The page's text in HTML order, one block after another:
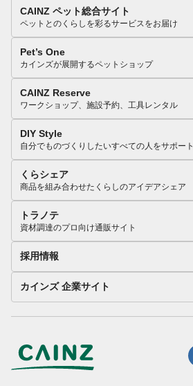
CAINZ ペット総合サイト
ペットとのくらしを彩るサービスをお届け
Pet’s One
カインズが展開するペットショップ
CAINZ Reserve
ワークショップ、施設予約、工具レンタル
DIY Style
自分でものづくりしたいすべての人をサポート
くらシェア
商品を組み合わせたくらしのアイデアシェア
トラノテ
資材調達のプロ向け通販サイト
採用情報
カインズ 企業サイト